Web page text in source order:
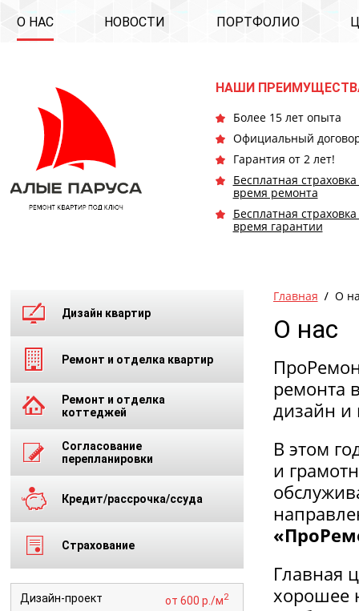
О НАС НОВОСТИ ПОРТФОЛИО
НАШИ
Более 15 лет опыта
Официальный
Гарантия от 2 лет!
Бесплатная
время ремонта
Бесплатная
время гарантии
Главная О
О нас
ремонта
дизайн и
В этом
и
Главная
хорошее
Дизайн квартир
Ремонт и отделка квартир
Ремонт и отделка
коттеджей
Согласование
перепланировки
Кредит/рассрочка/ссуда
Страхование
Дизайн-проект от 600 р./м2